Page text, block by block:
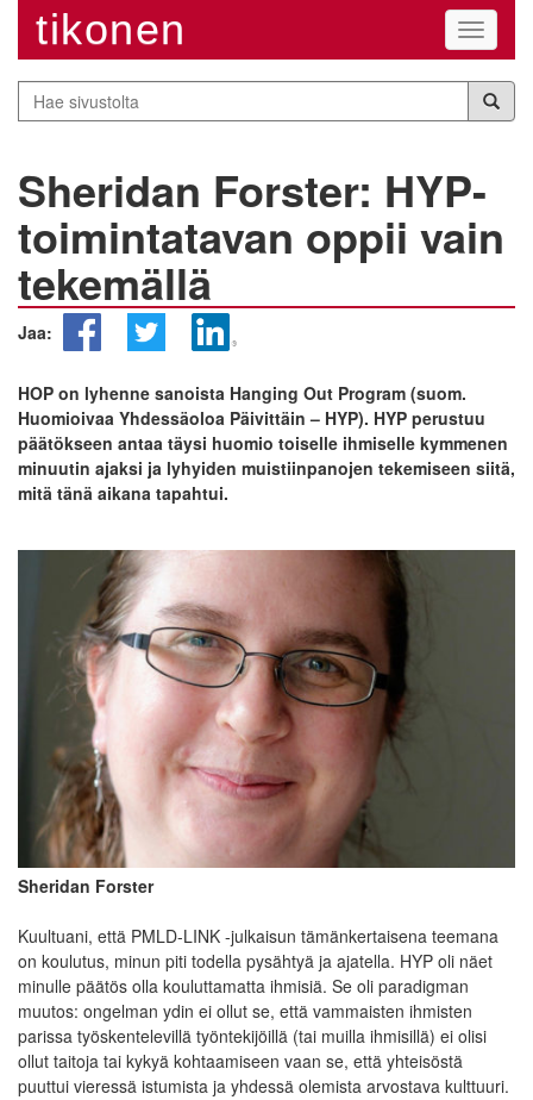
tikonen
Hae
sivustolta
Sheridan Forster: HYP-
toimintatavan oppii vain
tekemällä
Jaa:
HOP on lyhenne sanoista Hanging Out Program (suom.
Huomioivaa Yhdessäoloa Päivittäin – HYP). HYP perustuu
päätökseen antaa täysi huomio toiselle ihmiselle kymmenen
minuutin ajaksi ja lyhyiden muistiinpanojen tekemiseen siitä,
mitä tänä aikana tapahtui.
Sheridan Forster
Kuultuani, että PMLD-LINK -julkaisun tämänkertaisena teemana
on koulutus, minun piti todella pysähtyä ja ajatella. HYP oli näet
minulle päätös olla kouluttamatta ihmisiä. Se oli paradigman
muutos: ongelman ydin ei ollut se, että vammaisten ihmisten
parissa työskentelevillä työntekijöillä (tai muilla ihmisillä) ei olisi
ollut taitoja tai kykyä kohtaamiseen vaan se, että yhteisöstä
puuttui vieressä istumista ja yhdessä olemista arvostava kulttuuri.